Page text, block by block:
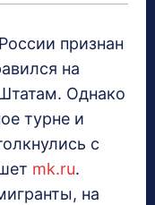
признан
на
Однако
турне и
с
mk.ru.
на